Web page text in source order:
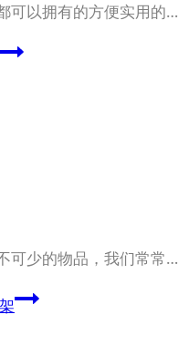
可以拥有的方便实用的…
可少的物品，我们常常…